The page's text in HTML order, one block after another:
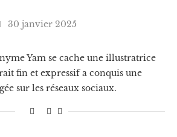
30 janvier 2025
Yam se cache une illustratrice
fin et expressif a conquis une
sur les réseaux sociaux.